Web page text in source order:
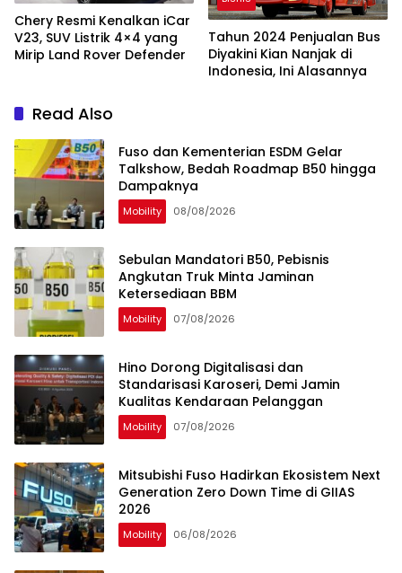
Chery Resmi Kenalkan iCar
V23, SUV Listrik 4×4 yang
Mirip Land Rover Defender
Tahun 2024 Penjualan Bus
Diyakini Kian Nanjak di
Indonesia, Ini Alasannya
Read Also
Fuso dan Kementerian ESDM Gelar
Talkshow, Bedah Roadmap B50 hingga
Dampaknya
Mobility 08/08/2026
Sebulan Mandatori B50, Pebisnis
Angkutan Truk Minta Jaminan
Ketersediaan BBM
Mobility 07/08/2026
Hino Dorong Digitalisasi dan
Standarisasi Karoseri, Demi Jamin
Kualitas Kendaraan Pelanggan
Mobility 07/08/2026
Mitsubishi Fuso Hadirkan Ekosistem Next
Generation Zero Down Time di GIIAS
2026
Mobility 06/08/2026